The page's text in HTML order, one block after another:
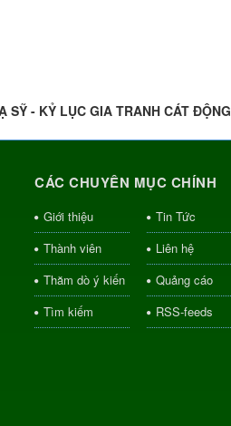
SỸ - KỶ LỤC GIA TRANH CÁT ĐỘNG
CÁC CHUYÊN MỤC CHÍNH
Giới thiệu
Tin Tức
Thành viên
Liên hệ
Thăm dò ý kiến
Quảng cáo
Tìm kiếm
RSS-feeds